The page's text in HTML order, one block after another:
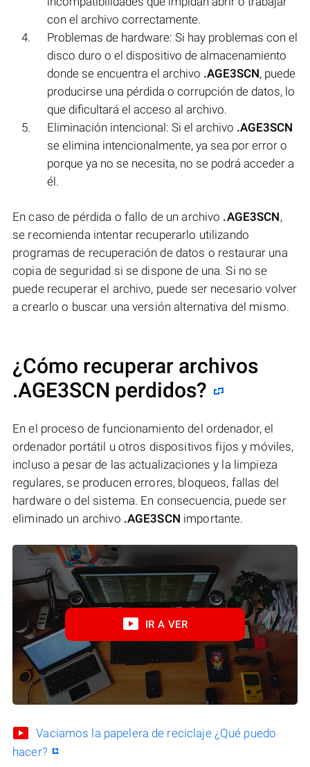
con el archivo correctamente.
Problemas de hardware: Si hay problemas con el
disco duro o el dispositivo de almacenamiento
donde se encuentra el archivo .AGE3SCN, puede
producirse una pérdida o corrupción de datos, lo
que dificultará el acceso al archivo.
Eliminación intencional: Si el archivo .AGE3SCN
se elimina intencionalmente, ya sea por error o
porque ya no se necesita, no se podrá acceder a
él.
En caso de pérdida o fallo de un archivo .AGE3SCN,
se recomienda intentar recuperarlo utilizando
programas de recuperación de datos o restaurar una
copia de seguridad si se dispone de una. Si no se
puede recuperar el archivo, puede ser necesario volver
a crearlo o buscar una versión alternativa del mismo.
¿Cómo recuperar archivos
.AGE3SCN perdidos?
En el proceso de funcionamiento del ordenador, el
ordenador portátil u otros dispositivos fijos y móviles,
incluso a pesar de las actualizaciones y la limpieza
regulares, se producen errores, bloqueos, fallas del
hardware o del sistema. En consecuencia, puede ser
eliminado un archivo .AGE3SCN importante.
IR A VER
Vaciamos la papelera de reciclaje ¿Qué puedo
hacer?